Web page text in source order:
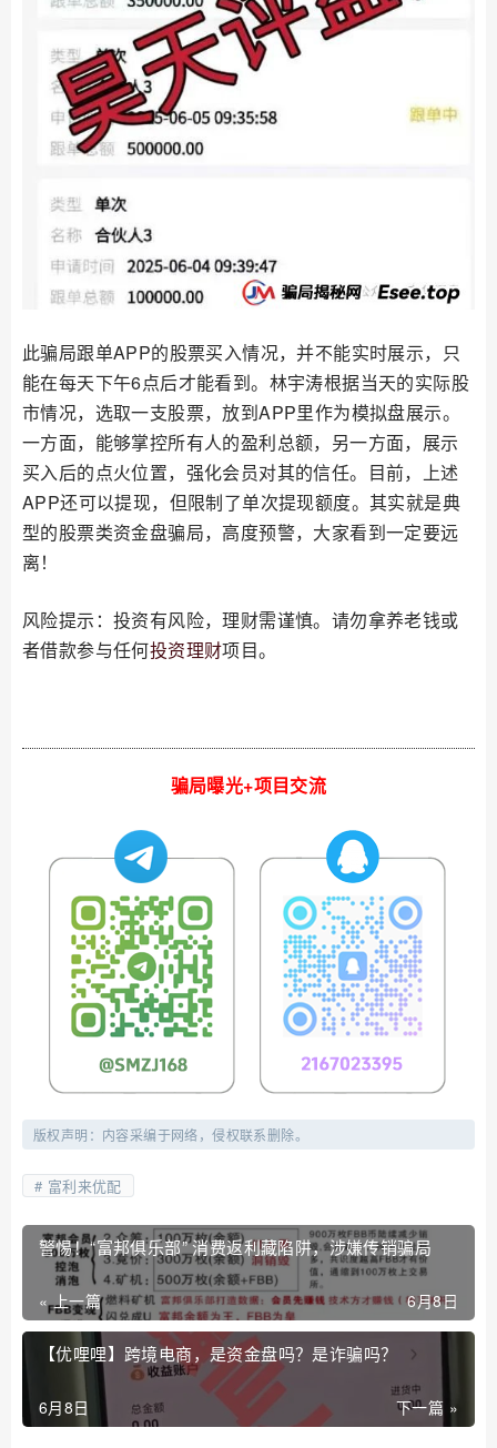
此骗局跟单APP的股票买入情况，并不能实时展示，只
能在每天下午6点后才能看到。林宇涛根据当天的实际股
市情况，选取一支股票，放到APP里作为模拟盘展示。
一方面，能够掌控所有人的盈利总额，另一方面，展示
买入后的点火位置，强化会员对其的信任。目前，上述
APP还可以提现，但限制了单次提现额度。其实就是典
型的股票类资金盘骗局，高度预警，大家看到一定要远
离！
风险提示：投资有风险，理财需谨慎。请勿拿养老钱或
者借款参与任何投资理财项目。
骗局曝光+项目交流
版权声明：内容采编于网络，侵权联系删除。
富利来优配
警惕！“富邦俱乐部” 消费返利藏陷阱，涉嫌传销骗局
« 上一篇 6月8日
【优哩哩】跨境电商，是资金盘吗？是诈骗吗？
下一篇 »
6月8日